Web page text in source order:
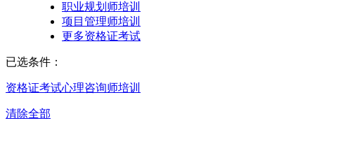
职业规划师培训
项目管理师培训
更多资格证考试
已选条件：
资格证考试心理咨询师培训
清除全部